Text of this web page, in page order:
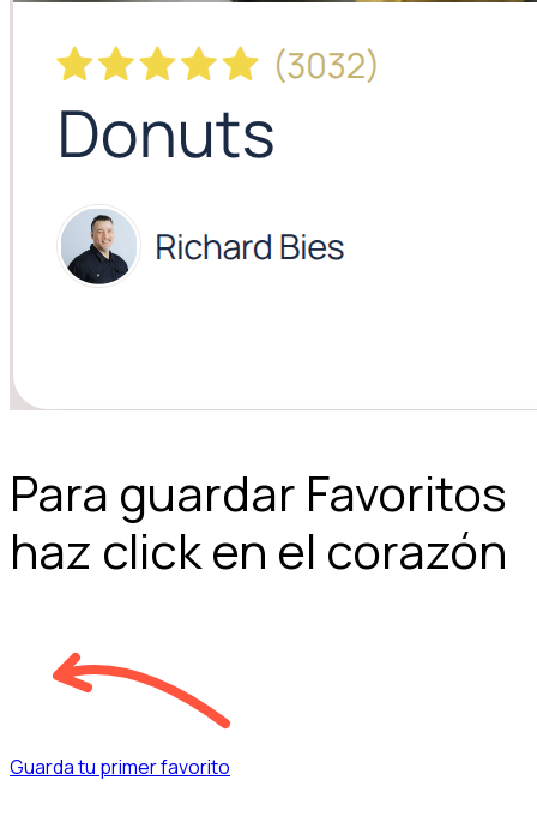
Para guardar Favoritos
haz click en el corazón
Guarda tu primer favorito